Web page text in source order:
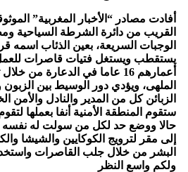
أفادت مصادر “الأخبار المغربية”
القريب من دائرة الشرطة
الوجبات السريعة، بعين الذئاب اسمه
يستقطب ويستغل فتيات قاصرات للعمل
أعمارهم 16 عاما في الدعارة
الملهى، ويؤدي دور الوسيط بين
الزبائن كل من المدير والنادل
ستقوم المنطقة الأمنية أنفا بعملها
حالا ووضع حد لكل من سولت له نفسه
إلى مقر لترويج الكوكايين والشيشا
البشر من خلال جلب القاصرات
ولكم واسع النظر